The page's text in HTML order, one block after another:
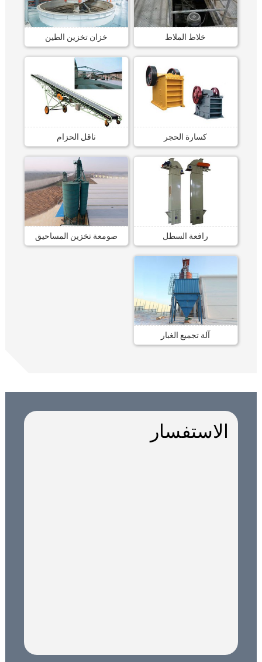
خلاط الملاط خزان تخزين الطين
كسارة الحجر ناقل الحزام
رافعة السطل صومعة تخزين المساحيق
آلة تجميع الغبار
الاستفسار